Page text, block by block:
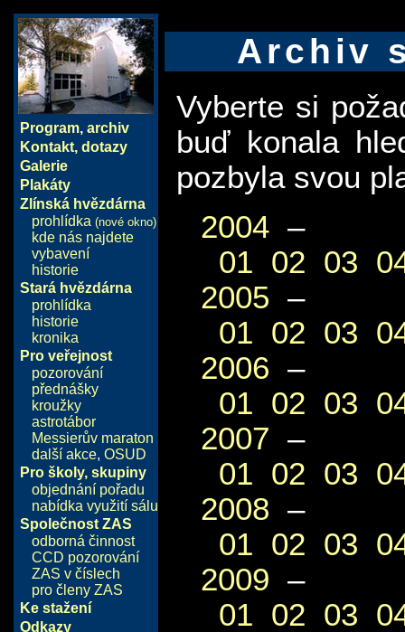
Program, archiv
Kontakt, dotazy
Galerie
Plakáty
Zlínská hvězdárna
prohlídka (nové okno)
kde nás najdete
vybavení
historie
Stará hvězdárna
prohlídka
historie
kronika
Pro veřejnost
pozorování
přednášky
kroužky
astrotábor
Messierův maraton
další akce, OSUD
Pro školy, skupiny
objednání pořadu
nabídka využití sálu
Společnost ZAS
odborná činnost
CCD pozorování
ZAS v číslech
pro členy ZAS
Ke stažení
Odkazy
Archiv
Vyberte si
buď konala
pozbyla svou
2004 –
01 02 03
2005 –
01 02 03
2006 –
01 02 03
2007 –
01 02 03
2008 –
01 02 03
2009 –
01 02 03